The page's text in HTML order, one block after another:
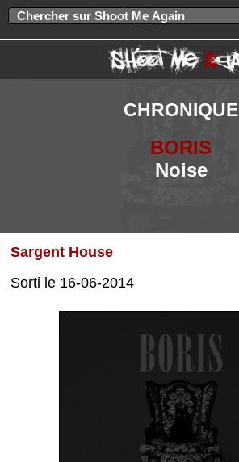
CHRONIQUE
BORIS
Noise
Sargent House
Sorti le 16-06-2014